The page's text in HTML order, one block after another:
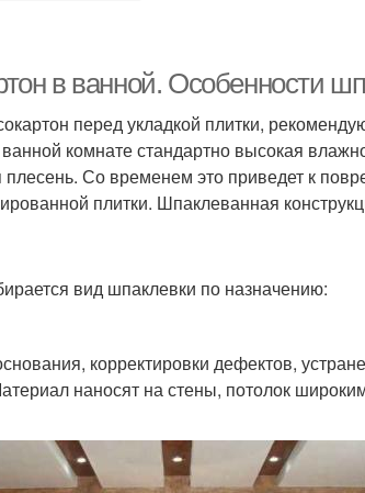
в ванной. Особенности
перед укладкой плитки,
комнате стандартно высокая
плесень. Со временем это приведет к
плитки. Шпаклеванная
вид шпаклевки по назначению:
корректировки дефектов,
наносят на стены, потолок